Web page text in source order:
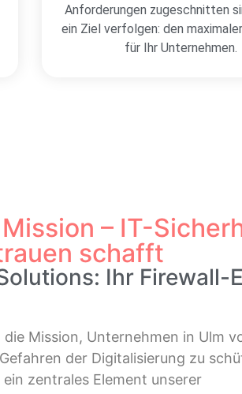
Anforderungen zugeschnitten
ein Ziel verfolgen: den
für Ihr Unternehmen.
– IT-
schafft
Ihr Firewall-
Mission, Unternehmen in Ulm
der Digitalisierung zu
zentrales Element unserer